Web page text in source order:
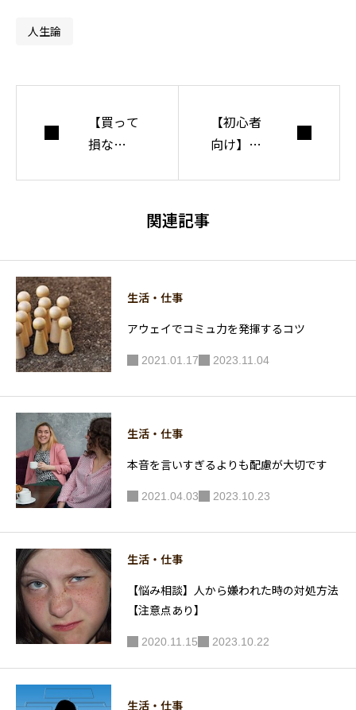
人生論
【買って
損な
【厳選3
冊】
【初心者
向け】理
関連記事
生活・仕事
アウェイでコミュ力を発揮するコツ
2021.01.17 2023.11.04
生活・仕事
本音を言いすぎるよりも配慮が大切です
2021.04.03 2023.10.23
生活・仕事
【悩み相談】人から嫌われた時の対処方法
【注意点あり】
2020.11.15 2023.10.22
生活・仕事